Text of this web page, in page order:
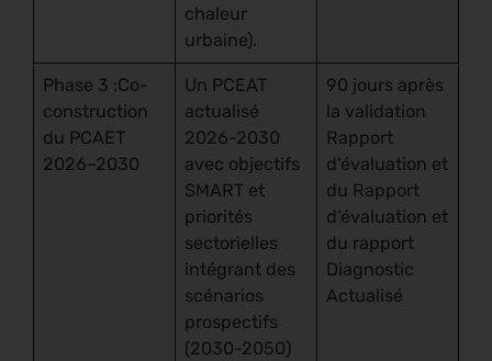
chaleur
urbaine).
Phase 3 :Co-
construction
du PCAET
2026–2030
Un PCEAT
actualisé
2026-2030
avec objectifs
SMART et
priorités
sectorielles
intégrant des
scénarios
prospectifs
(2030-2050)
90 jours après
la validation
Rapport
d’évaluation et
du Rapport
d’évaluation et
du rapport
Diagnostic
Actualisé